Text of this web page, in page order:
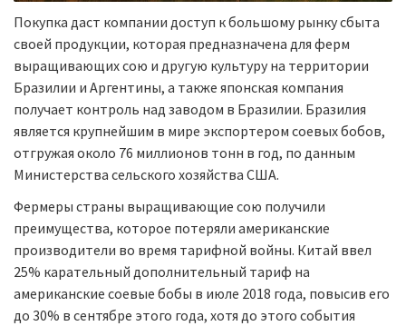
Покупка даст компании доступ к большому рынку сбыта
своей продукции, которая предназначена для ферм
выращивающих сою и другую культуру на территории
Бразилии и Аргентины, а также японская компания
получает контроль над заводом в Бразилии. Бразилия
является крупнейшим в мире экспортером соевых бобов,
отгружая около 76 миллионов тонн в год, по данным
Министерства сельского хозяйства США.
Фермеры страны выращивающие сою получили
преимущества, которое потеряли американские
производители во время тарифной войны. Китай ввел
25% карательный дополнительный тариф на
американские соевые бобы в июле 2018 года, повысив его
до 30% в сентябре этого года, хотя до этого события